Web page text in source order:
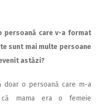
persoană care v-a format
sunt mai multe persoane
astăzi?
doar o persoană care m-a
mama era o femeie